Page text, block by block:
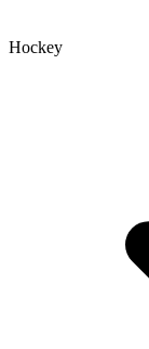
Hockey